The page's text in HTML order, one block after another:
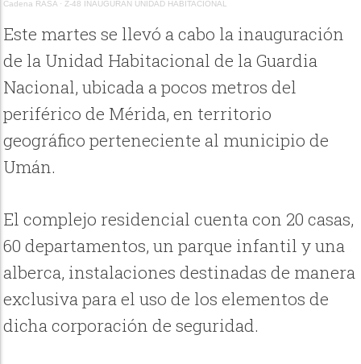
Cadena RASA ·Z-48 INAUGURAN UNIDAD HABITACIONAL
Este martes se llevó a cabo la inauguración
de la Unidad Habitacional de la Guardia
Nacional, ubicada a pocos metros del
periférico de Mérida, en territorio
geográfico perteneciente al municipio de
Umán.
El complejo residencial cuenta con 20 casas,
60 departamentos, un parque infantil y una
alberca, instalaciones destinadas de manera
exclusiva para el uso de los elementos de
dicha corporación de seguridad.